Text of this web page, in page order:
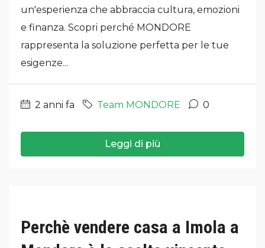
un'esperienza che abbraccia cultura, emozioni
e finanza. Scopri perché MONDORE
rappresenta la soluzione perfetta per le tue
esigenze...
2 anni fa Team MONDORE 0
Leggi di più
Perchè vendere casa a Imola a